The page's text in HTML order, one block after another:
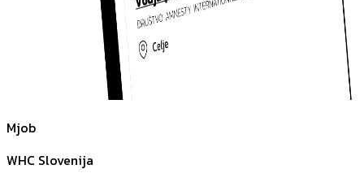
Mjob
WHC Slovenija